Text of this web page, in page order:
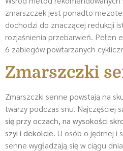
zmarszczek jest ponadto
dochodzi do znaczącej redukcji
rozjaśnienia przebarwień. Pełen
6 zabiegów powtarzanych
Zmarszczki
Zmarszczki senne powstają na
twarzy podczas snu. Najczęściej
się przy oczach, na wysokości
szyi i dekolcie. U osób o jędrnej i
senne wygładzają się w ciągu